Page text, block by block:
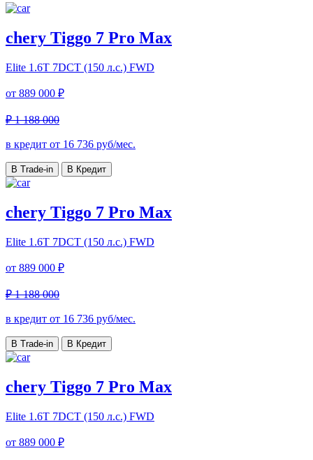
chery Tiggo 7 Pro Max
Elite 1.6T 7DCT (150 л.с.) FWD
от 889 000 ₽
₽ 1 188 000
в кредит от 16 736 руб/мес.
В Trade-in В Кредит
chery Tiggo 7 Pro Max
Elite 1.6T 7DCT (150 л.с.) FWD
от 889 000 ₽
₽ 1 188 000
в кредит от 16 736 руб/мес.
В Trade-in В Кредит
chery Tiggo 7 Pro Max
Elite 1.6T 7DCT (150 л.с.) FWD
от 889 000 ₽